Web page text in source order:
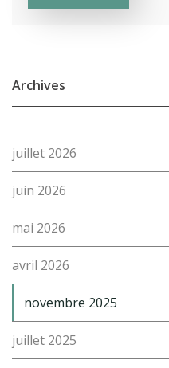
Archives
juillet 2026
juin 2026
mai 2026
avril 2026
novembre 2025
juillet 2025